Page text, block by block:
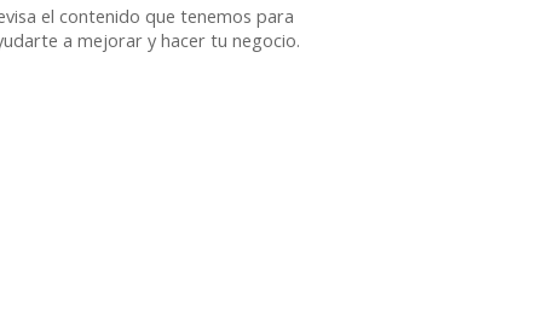
el contenido que tenemos para
a mejorar y hacer tu negocio.